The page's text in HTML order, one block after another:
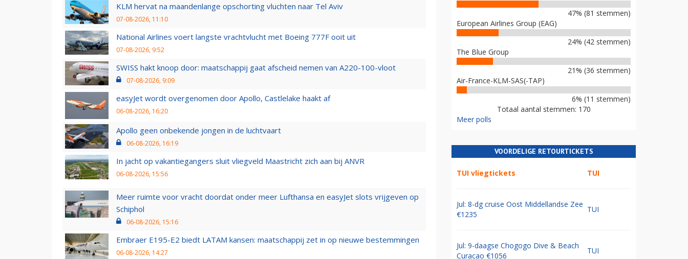
KLM hervat na maandenlange opschorting vluchten naar Tel Aviv
07-08-2026, 11:10
National Airlines voert langste vrachtvlucht met Boeing 777F ooit uit
07-08-2026, 9:52
SWISS hakt knoop door: maatschappij gaat afscheid nemen van A220-100-vloot
07-08-2026, 9:09
easyJet wordt overgenomen door Apollo, Castlelake haakt af
06-08-2026, 16:20
Apollo geen onbekende jongen in de luchtvaart
06-08-2026, 16:19
In jacht op vakantiegangers sluit vliegveld Maastricht zich aan bij ANVR
06-08-2026, 15:56
Meer ruimte voor vracht doordat onder meer Lufthansa en easyJet slots vrijgeven op
Schiphol
06-08-2026, 15:16
Embraer E195-E2 biedt LATAM kansen: maatschappij zet in op nieuwe bestemmingen
06-08-2026, 14:27
47% (81 stemmen)
European Airlines Group (EAG)
24% (42 stemmen)
The Blue Group
21% (36 stemmen)
Air-France-KLM-SAS(-TAP)
6% (11 stemmen)
Totaal aantal stemmen: 170
Meer polls
VOORDELIGE RETOURTICKETS
TUI vliegtickets TUI
Jul: 8-dg cruise Oost Middellandse Zee
€1235
TUI
Jul: 9-daagse Chogogo Dive & Beach
Curacao €1056
TUI